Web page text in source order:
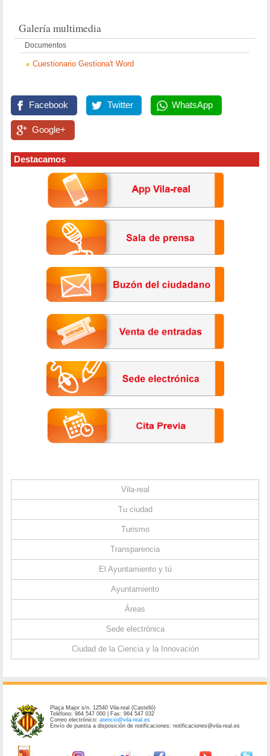
Galería multimedia
Documentos
Cuestionario Gestiona't Word
Facebook Twitter WhatsApp
Google+
Destacamos
Vila-real
Tu ciudad
Turismo
Transparencia
El Ayuntamiento y tú
Ayuntamiento
Áreas
Sede electrónica
Ciudad de la Ciencia y la Innovación
Plaça Major s/n. 12540 Vila-real (Castelló)
Teléfono: 964 547 000 | Fax: 964 547 032
Correo electrónico:atencio@vila-real.es
Envío de puesta a disposición de notificaciones: notificaciones@vila-real.es